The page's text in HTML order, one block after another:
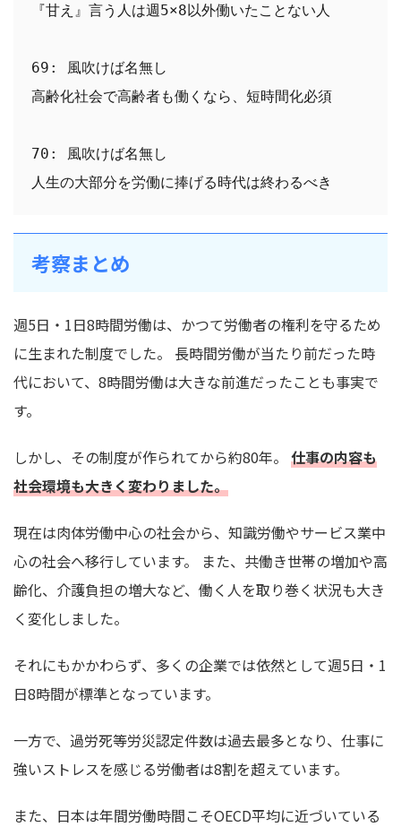
『甘え』言う人は週5×8以外働いたことない人
69: 風吹けば名無し
高齢化社会で高齢者も働くなら、短時間化必須
70: 風吹けば名無し
人生の大部分を労働に捧げる時代は終わるべき
考察まとめ
週5日・1日8時間労働は、かつて労働者の権利を守るため
に生まれた制度でした。 長時間労働が当たり前だった時
代において、8時間労働は大きな前進だったことも事実で
す。
しかし、その制度が作られてから約80年。 仕事の内容も
社会環境も大きく変わりました。
現在は肉体労働中心の社会から、知識労働やサービス業中
心の社会へ移行しています。 また、共働き世帯の増加や高
齢化、介護負担の増大など、働く人を取り巻く状況も大き
く変化しました。
それにもかかわらず、多くの企業では依然として週5日・1
日8時間が標準となっています。
一方で、過労死等労災認定件数は過去最多となり、仕事に
強いストレスを感じる労働者は8割を超えています。
また、日本は年間労働時間こそOECD平均に近づいている